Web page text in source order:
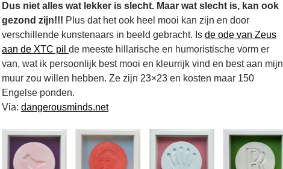
Dus niet alles wat lekker is slecht. Maar wat slecht is, kan ook
gezond zijn!!! Plus dat het ook heel mooi kan zijn en door
verschillende kunstenaars in beeld gebracht. Is de ode van Zeus
aan de XTC pil de meeste hillarische en humoristische vorm er
van, wat ik persoonlijk best mooi en kleurrijk vind en best aan mijn
muur zou willen hebben. Ze zijn 23×23 en kosten maar 150
Engelse ponden.
Via: dangerousminds.net